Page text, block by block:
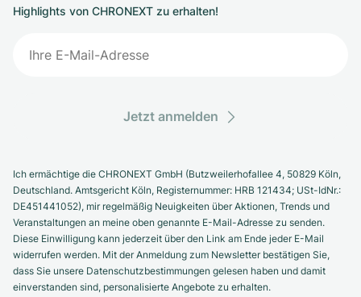
Highlights von CHRONEXT zu erhalten!
Jetzt anmelden
Ich ermächtige die CHRONEXT GmbH (Butzweilerhofallee 4, 50829 Köln,
Deutschland. Amtsgericht Köln, Registernummer: HRB 121434; USt-IdNr.:
DE451441052), mir regelmäßig Neuigkeiten über Aktionen, Trends und
Veranstaltungen an meine oben genannte E-Mail-Adresse zu senden.
Diese Einwilligung kann jederzeit über den Link am Ende jeder E-Mail
widerrufen werden. Mit der Anmeldung zum Newsletter bestätigen Sie,
dass Sie unsere Datenschutzbestimmungen gelesen haben und damit
einverstanden sind, personalisierte Angebote zu erhalten.